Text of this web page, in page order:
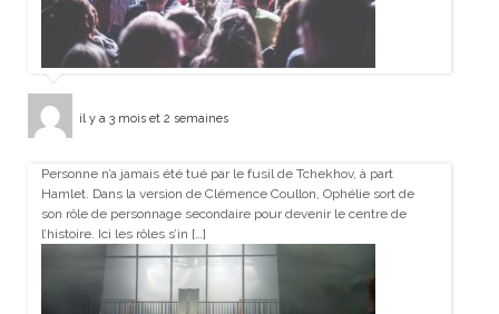
il y a 3 mois et 2 semaines
Personne n’a jamais été tué par le fusil de Tchekhov, à part
Hamlet. Dans la version de Clémence Coullon, Ophélie sort de
son rôle de personnage secondaire pour devenir le centre de
l’histoire. Ici les rôles s’in […]